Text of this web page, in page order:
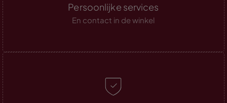
Persoonlijke services
En contact in de winkel